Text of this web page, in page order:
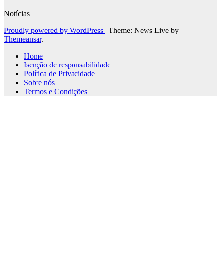
Notícias
Proudly powered by WordPress | Theme: News Live by
Themeansar.
Home
Isenção de responsabilidade
Política de Privacidade
Sobre nós
Termos e Condições